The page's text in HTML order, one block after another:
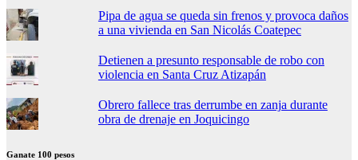
Pipa de agua se queda sin frenos y provoca daños
a una vivienda en San Nicolás Coatepec
Detienen a presunto responsable de robo con
violencia en Santa Cruz Atizapán
Obrero fallece tras derrumbe en zanja durante
obra de drenaje en Joquicingo
Ganate 100 pesos